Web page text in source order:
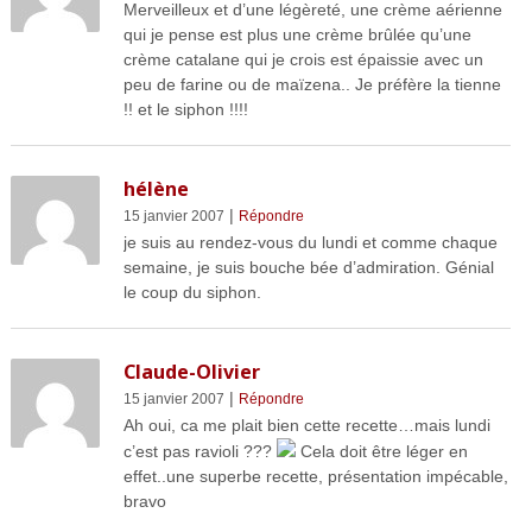
Merveilleux et d’une légèreté, une crème aérienne
qui je pense est plus une crème brûlée qu’une
crème catalane qui je crois est épaissie avec un
peu de farine ou de maïzena.. Je préfère la tienne
!! et le siphon !!!!
hélène
15 janvier 2007 | Répondre
je suis au rendez-vous du lundi et comme chaque
semaine, je suis bouche bée d’admiration. Génial
le coup du siphon.
Claude-Olivier
15 janvier 2007 | Répondre
Ah oui, ca me plait bien cette recette…mais lundi
c’est pas ravioli ???
Cela doit être léger en
effet..une superbe recette, présentation impécable,
bravo